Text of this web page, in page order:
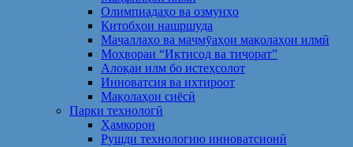
Олимпиадаҳо ва озмунҳо
Китобҳои нашршуда
Маҷаллаҳо ва маҷмӯаҳои мақолаҳои илмӣ
Моҳвораи “Иқтисод ва тиҷорат”
Алоқаи илм бо истеҳсолот
Инноватсия ва ихтироот
Мақолаҳои сиёсӣ
Парки технологӣ
Ҳамкорон
Рушди технологию инноватсионӣ